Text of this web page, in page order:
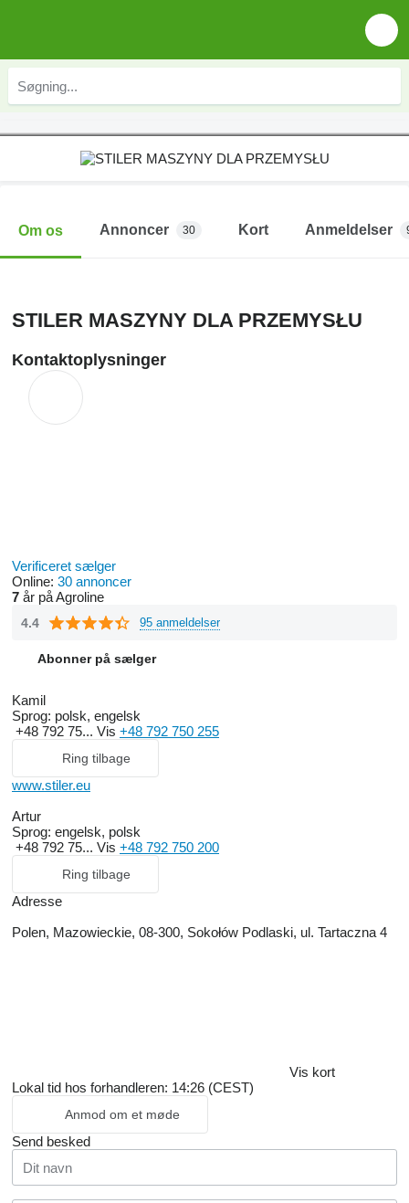
Om os Annoncer 30 Kort Anmeldelser
STILER MASZYNY DLA PRZEMYSŁU
Kontaktoplysninger
Verificeret sælger
Online: 30 annoncer
7 år på Agroline
4.4 95 anmeldelser
Abonner på sælger
Kamil
Sprog: polsk, engelsk
+48 792 75... Vis +48 792 750 255
Ring tilbage
www.stiler.eu
Artur
Sprog: engelsk, polsk
+48 792 75... Vis +48 792 750 200
Ring tilbage
Adresse
Polen, Mazowieckie, 08-300, Sokołów Podlaski, ul. Tartaczna 4
Vis kort
Lokal tid hos forhandleren: 14:26 (CEST)
Anmod om et møde
Send besked